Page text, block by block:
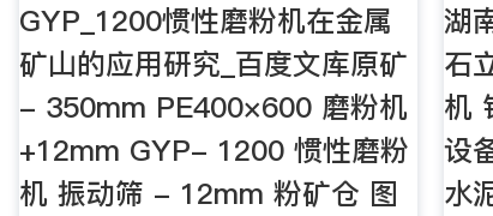
GYP_1200惯性磨粉机在金属
矿山的应用研究_百度文库原矿
- 350mm PE400×600 磨粉机
+12mm GYP- 1200 惯性磨粉
机 振动筛 - 12mm 粉矿仓 图
湖
石
机
设
水